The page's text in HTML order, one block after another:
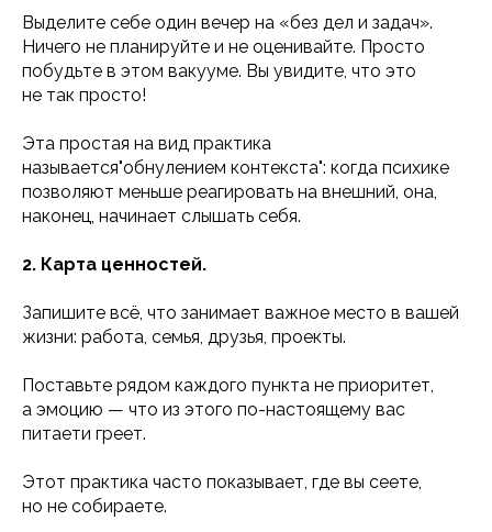
Выделите себе один вечер на «без дел и задач».
Ничего не планируйте и не оценивайте. Просто
побудьте в этом вакууме. Вы увидите, что это
не так просто!
Эта простая на вид практика
называется"обнулением контекста": когда психике
позволяют меньше реагировать на внешний, она,
наконец, начинает слышать себя.
2. Карта ценностей.
Запишите всё, что занимает важное место в вашей
жизни: работа, семья, друзья, проекты.
Поставьте рядом каждого пункта не приоритет,
а эмоцию — что из этого по-настоящему вас
питаети греет.
Этот практика часто показывает, где вы сеете,
но не собираете.